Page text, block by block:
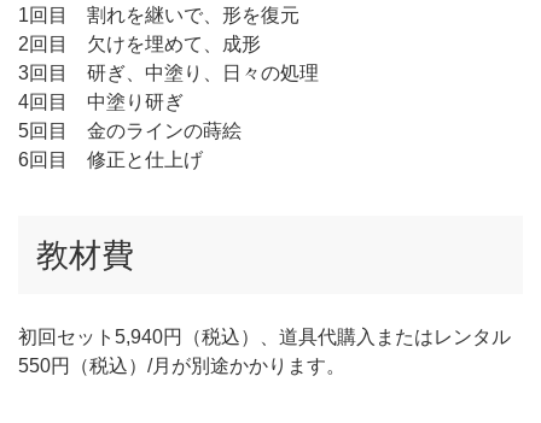
1回目 割れを継いで、形を復元
2回目 欠けを埋めて、成形
3回目 研ぎ、中塗り、日々の処理
4回目 中塗り研ぎ
5回目 金のラインの蒔絵
6回目 修正と仕上げ
教材費
初回セット5,940円（税込）、道具代購入またはレンタル
550円（税込）/月が別途かかります。